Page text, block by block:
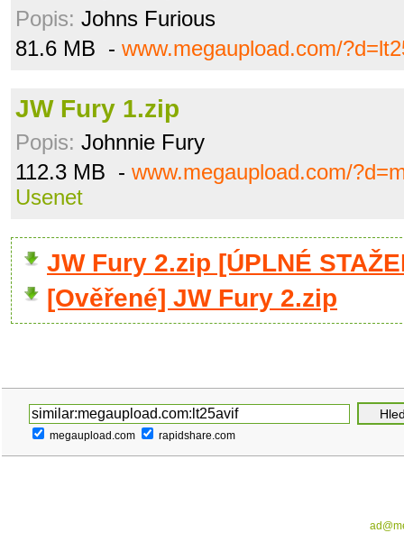
Popis: Johns Furious
81.6 MB - www.megaupload.com/
JW Fury 1.zip
Popis: Johnnie Fury
112.3 MB - www.megaupload.com/
Usenet
JW Fury 2.zip [ÚPLNÉ
[Ověřené] JW Fury 2.zip
megaupload.com rapidshare.com